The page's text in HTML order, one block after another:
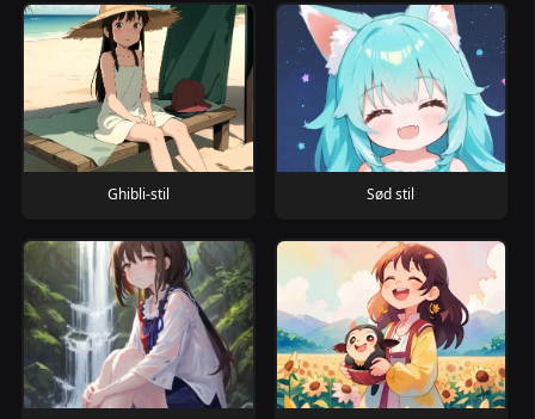
Ghibli-stil Sød stil